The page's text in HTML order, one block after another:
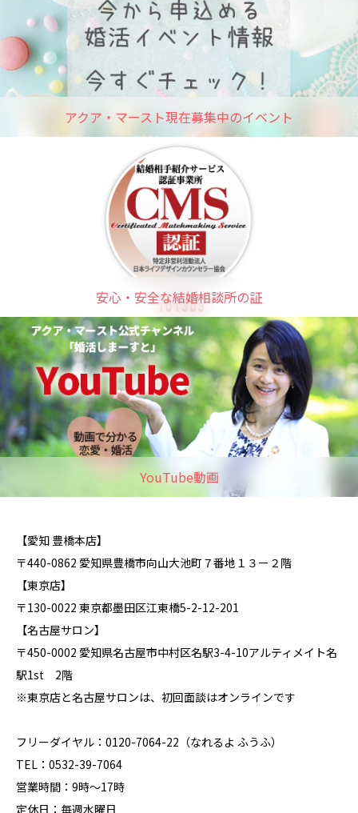
アクア・マースト現在募集中のイベント
安心・安全な結婚相談所の証
YouTube動画
【愛知 豊橋本店】
〒440-0862 愛知県豊橋市向山大池町７番地１３ー２階
【東京店】
〒130-0022 東京都墨田区江東橋5-2-12-201
【名古屋サロン】
〒450-0002 愛知県名古屋市中村区名駅3-4-10アルティメイト名
駅1st 2階
※東京店と名古屋サロンは、初回面談はオンラインです
フリーダイヤル：0120-7064-22（なれるよ ふうふ）
TEL：0532-39-7064
営業時間：9時～17時
定休日：毎週水曜日